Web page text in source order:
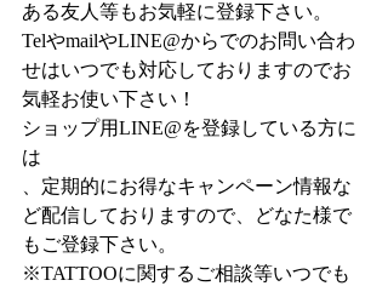
ある友人等もお気軽に登録下さい。
TelやmailやLINE@からでのお問い合わ
せはいつでも対応しておりますのでお
気軽お使い下さい！
ショップ用LINE@を登録している方に
は
、定期的にお得なキャンペーン情報な
ど配信しておりますので、どなた様で
もご登録下さい。
※TATTOOに関するご相談等いつでも